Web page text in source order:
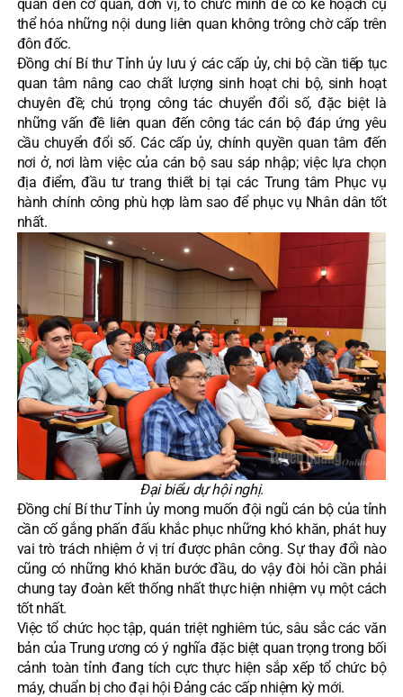
quan đến cơ quan, đơn vị, tổ chức mình để có kế hoạch cụ
thể hóa những nội dung liên quan không trông chờ cấp trên
đôn đốc.
Đồng chí Bí thư Tỉnh ủy lưu ý các cấp ủy, chi bộ cần tiếp tục
quan tâm nâng cao chất lượng sinh hoạt chi bộ, sinh hoạt
chuyên đề; chú trọng công tác chuyển đổi số, đặc biệt là
những vấn đề liên quan đến công tác cán bộ đáp ứng yêu
cầu chuyển đổi số. Các cấp ủy, chính quyền quan tâm đến
nơi ở, nơi làm việc của cán bộ sau sáp nhập; việc lựa chọn
địa điểm, đầu tư trang thiết bị tại các Trung tâm Phục vụ
hành chính công phù hợp làm sao để phục vụ Nhân dân tốt
nhất.
Đại biểu dự hội nghị.
Đồng chí Bí thư Tỉnh ủy mong muốn đội ngũ cán bộ của tỉnh
cần cố gắng phấn đấu khắc phục những khó khăn, phát huy
vai trò trách nhiệm ở vị trí được phân công. Sự thay đổi nào
cũng có những khó khăn bước đầu, do vậy đòi hỏi cần phải
chung tay đoàn kết thống nhất thực hiện nhiệm vụ một cách
tốt nhất.
Việc tổ chức học tập, quán triệt nghiêm túc, sâu sắc các văn
bản của Trung ương có ý nghĩa đặc biệt quan trọng trong bối
cảnh toàn tỉnh đang tích cực thực hiện sắp xếp tổ chức bộ
máy, chuẩn bị cho đại hội Đảng các cấp nhiệm kỳ mới.